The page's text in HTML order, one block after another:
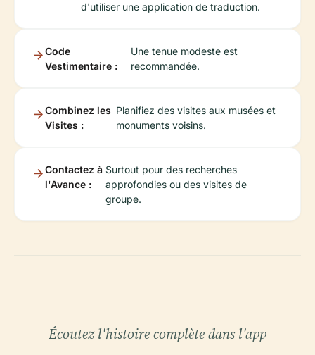
d'utiliser une application de traduction.
Code
Vestimentaire :
Une tenue modeste est
recommandée.
Combinez les
Visites :
Planifiez des visites aux musées et
monuments voisins.
Contactez à
l'Avance :
Surtout pour des recherches
approfondies ou des visites de
groupe.
Écoutez l'histoire complète dans l'app